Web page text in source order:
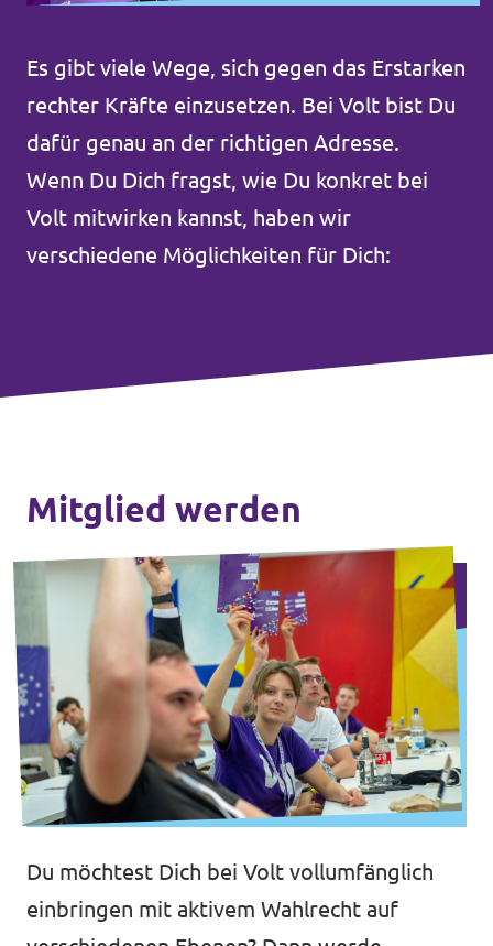
Volt Deutschland Merchandise Shop
Presse
Mache bei uns mit!
Europäische Gemeinschaften von Volt
Transparenz
Impressum
Es gibt viele Wege, sich gegen das Erstarken
rechter Kräfte einzusetzen. Bei Volt bist Du
dafür genau an der richtigen Adresse.
Wenn Du Dich fragst, wie Du konkret bei
Volt mitwirken kannst, haben wir
verschiedene Möglichkeiten für Dich:
Mitglied werden
Du möchtest Dich bei Volt vollumfänglich
einbringen mit aktivem Wahlrecht auf